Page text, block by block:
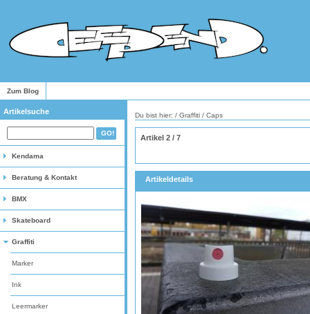
Zum Blog
Artikelsuche
Kendama
Beratung & Kontakt
BMX
Skateboard
Graffiti
Marker
Ink
Leermarker
Du bist hier: / Graffiti / Caps
Artikel 2 / 7
Artikeldetails